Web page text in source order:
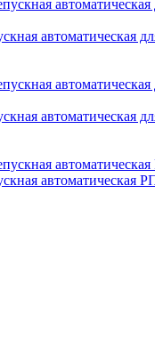
автоматическая
автоматическая
автоматическая